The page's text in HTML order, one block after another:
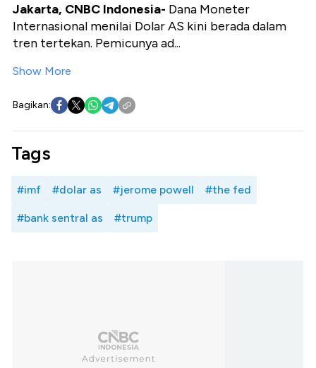
Jakarta, CNBC Indonesia- Dana Moneter
Internasional menilai Dolar AS kini berada dalam
tren tertekan. Pemicunya ad...
Show More
Bagikan:
Tags
#imf #dolar as #jerome powell #the fed
#bank sentral as #trump